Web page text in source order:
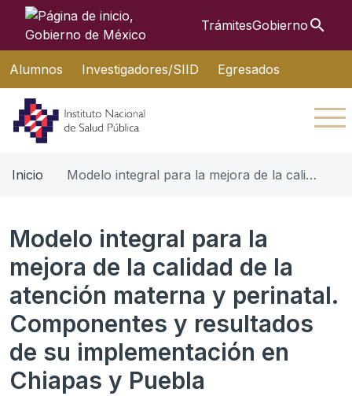
Interruptor de Navegación
TrámitesGobierno
Alumnos Investigadores/SIID Egresados
Inicio Modelo integral para la mejora de la calidad de la atención materna y perinatal. Componentes y resultados de su implementación en Chiapas y Puebla
Modelo integral para la
mejora de la calidad de la
atención materna y perinatal.
Componentes y resultados
de su implementación en
Chiapas y Puebla